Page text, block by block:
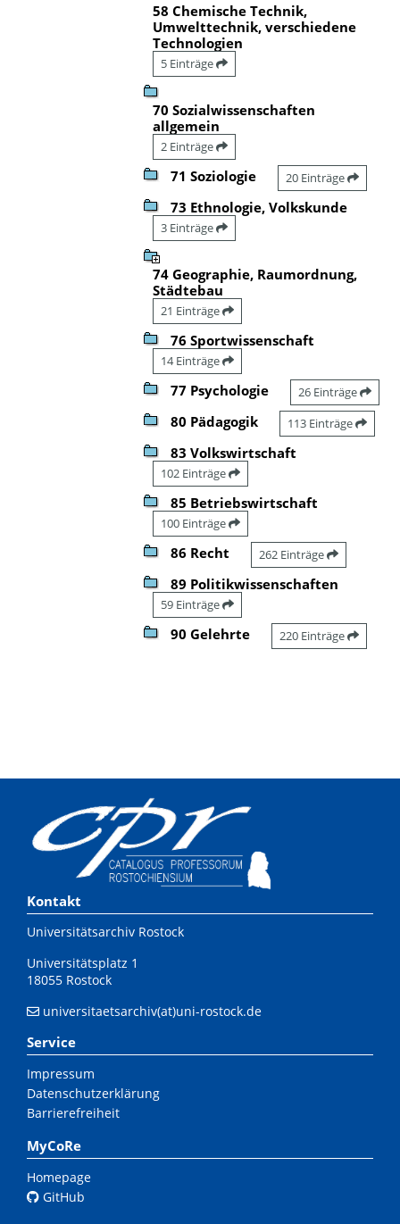
58 Chemische Technik,
Umwelttechnik, verschiedene
Technologien
5 Einträge
70 Sozialwissenschaften
allgemein
2 Einträge
71 Soziologie 20 Einträge
73 Ethnologie, Volkskunde
3 Einträge
74 Geographie, Raumordnung,
Städtebau
21 Einträge
76 Sportwissenschaft
14 Einträge
77 Psychologie 26 Einträge
80 Pädagogik 113 Einträge
83 Volkswirtschaft
102 Einträge
85 Betriebswirtschaft
100 Einträge
86 Recht 262 Einträge
89 Politikwissenschaften
59 Einträge
90 Gelehrte 220 Einträge
Kontakt
Universitätsarchiv Rostock
Universitätsplatz 1
18055 Rostock
universitaetsarchiv(at)uni-rostock.de
Service
Impressum
Datenschutzerklärung
Barrierefreiheit
MyCoRe
Homepage
GitHub